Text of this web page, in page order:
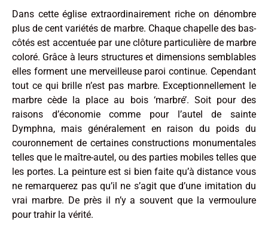
Dans cette église extraordinairement riche on dénombre
plus de cent variétés de marbre. Chaque chapelle des bas-
côtés est accentuée par une clôture particulière de marbre
coloré. Grâce à leurs structures et dimensions semblables
elles forment une merveilleuse paroi continue. Cependant
tout ce qui brille n’est pas marbre. Exceptionnellement le
marbre cède la place au bois ‘marbré’. Soit pour des
raisons d’économie comme pour l’autel de sainte
Dymphna, mais généralement en raison du poids du
couronnement de certaines constructions monumentales
telles que le maître-autel, ou des parties mobiles telles que
les portes. La peinture est si bien faite qu’à distance vous
ne remarquerez pas qu’il ne s’agit que d’une imitation du
vrai marbre. De près il n’y a souvent que la vermoulure
pour trahir la vérité.